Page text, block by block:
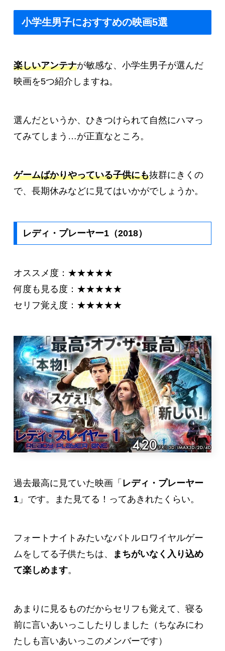
小学生男子におすすめの映画5選
楽しいアンテナが敏感な、小学生男子が選んだ
映画を5つ紹介しますね。
選んだというか、ひきつけられて自然にハマっ
てみてしまう…が正直なところ。
ゲームばかりやっている子供にも抜群にきくの
で、長期休みなどに見てはいかがでしょうか。
レディ・プレーヤー1（2018）
オススメ度：★★★★★
何度も見る度：★★★★★
セリフ覚え度：★★★★★
過去最高に見ていた映画「 レディ・プレーヤー
1 」です。また見てる！ってあきれたくらい。
フォートナイトみたいなバトルロワイヤルゲー
ムをしてる子供たちは、
まちがいなく入り込め
て楽しめます。
あまりに見るものだからセリフも覚えて、寝る
前に言いあいっこしたりしました（ちなみにわ
たしも言いあいっこのメンバーです）